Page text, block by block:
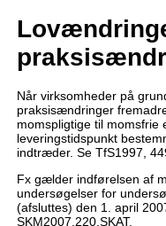
Når virksomheder på
praksisændringer
momspligtige til momsfrie
leveringstidspunkt
indtræder. Se TfS1997,
Fx gælder indførelsen af
undersøgelser for
(afsluttes) den 1. april
SKM2007.220.SKAT.